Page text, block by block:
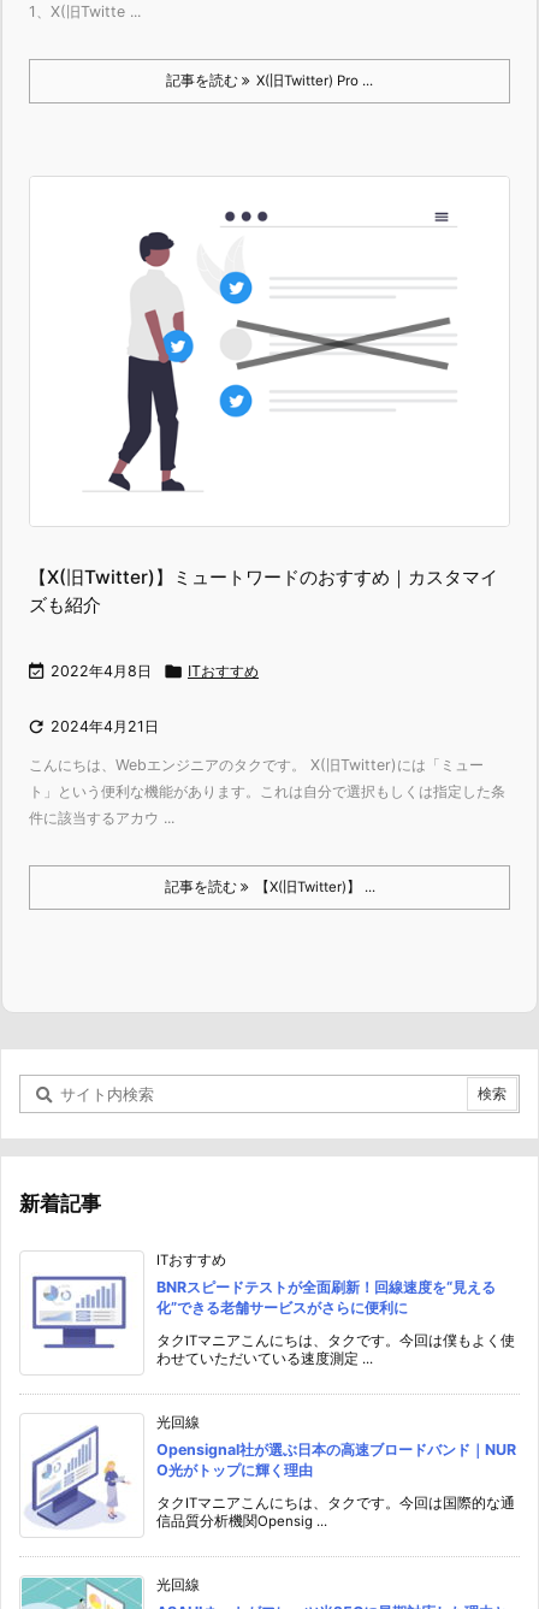
1、X(旧Twitte ...
記事を読む X(旧Twitter) Pro ...
【X(旧Twitter)】ミュートワードのおすすめ｜カスタマイ
ズも紹介
 2022年4月8日  ITおすすめ
 2024年4月21日
こんにちは、Webエンジニアのタクです。 X(旧Twitter)には「ミュー
ト」という便利な機能があります。これは自分で選択もしくは指定した条
件に該当するアカウ ...
記事を読む 【X(旧Twitter)】 ...
新着記事
ITおすすめ
BNRスピードテストが全面刷新！回線速度を“見える
化”できる老舗サービスがさらに便利に
タクITマニアこんにちは、タクです。今回は僕もよく使
わせていただいている速度測定 ...
光回線
Opensignal社が選ぶ日本の高速ブロードバンド｜NUR
O光がトップに輝く理由
タクITマニアこんにちは、タクです。今回は国際的な通
信品質分析機関Opensig ...
光回線